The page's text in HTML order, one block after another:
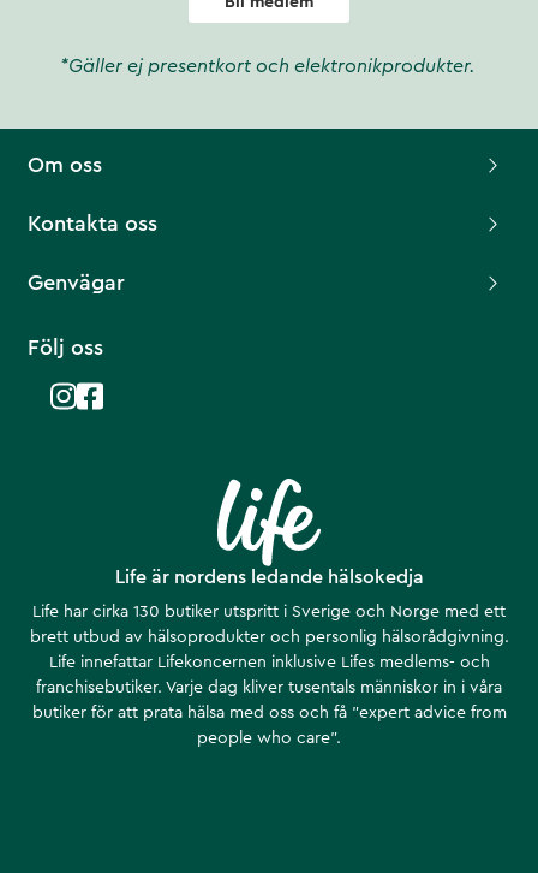
*Gäller ej presentkort och elektronikprodukter.
Life är nordens ledande hälsokedja
Life har cirka 130 butiker utspritt i Sverige och Norge med ett
brett utbud av hälsoprodukter och personlig hälsorådgivning.
Life innefattar Lifekoncernen inklusive Lifes medlems- och
franchisebutiker. Varje dag kliver tusentals människor in i våra
butiker för att prata hälsa med oss och få ”expert advice from
people who care”.
Om oss
Kontakta oss
Genvägar
Följ oss